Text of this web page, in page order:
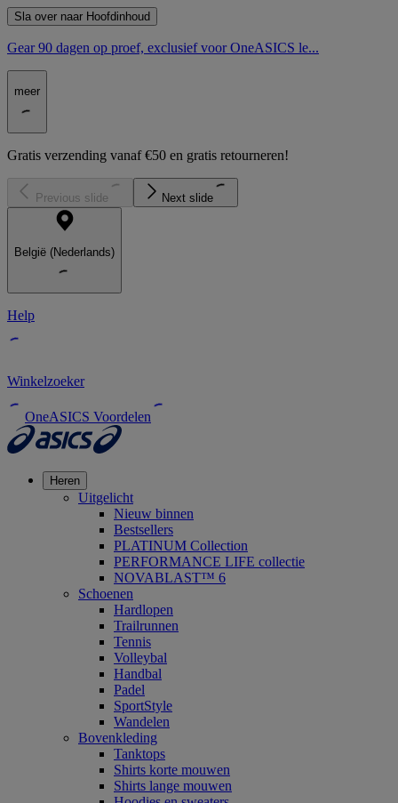
Sla over naar Hoofdinhoud
Gear 90 dagen op proef, exclusief voor OneASICS le...
meer
Gratis verzending vanaf €50 en gratis retourneren!
Previous slide Next slide
België (Nederlands)
Help
Winkelzoeker
OneASICS Voordelen
Heren
Uitgelicht
Nieuw binnen
Bestsellers
PLATINUM Collection
PERFORMANCE LIFE collectie
NOVABLAST™ 6
Schoenen
Hardlopen
Trailrunnen
Tennis
Volleybal
Handbal
Padel
SportStyle
Wandelen
Bovenkleding
Tanktops
Shirts korte mouwen
Shirts lange mouwen